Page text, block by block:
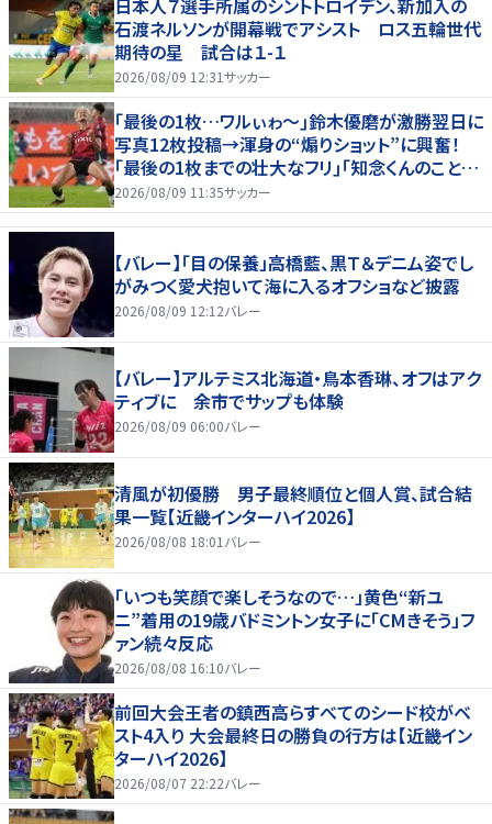
日本人７選手所属のシントトロイデン、新加入の
石渡ネルソンが開幕戦でアシスト ロス五輪世代
期待の星 試合は１-１
2026/08/09 12:31サッカー
｢最後の1枚…ワルぃゎ〜｣鈴木優磨が激勝翌日に
写真12枚投稿→渾身の“煽りショット”に興奮！
｢最後の1枚までの壮大なフリ｣｢知念くんのことど
んだけ好きなんよｗ｣
2026/08/09 11:35サッカー
【バレー】「目の保養」高橋藍、黒Ｔ＆デニム姿でし
がみつく愛犬抱いて海に入るオフショなど披露
2026/08/09 12:12バレー
【バレー】アルテミス北海道・鳥本香琳、オフはアク
ティブに 余市でサップも体験
2026/08/09 06:00バレー
清風が初優勝 男子最終順位と個人賞、試合結
果一覧【近畿インターハイ2026】
2026/08/08 18:01 バレー
「いつも笑顔で楽しそうなので…」黄色“新ユ
ニ”着用の19歳バドミントン女子に「CMきそう」フ
ァン続々反応
2026/08/08 16:10バレー
前回大会王者の鎮西高らすべてのシード校がベ
スト4入り 大会最終日の勝負の行方は【近畿イン
ターハイ2026】
2026/08/07 22:22バレー